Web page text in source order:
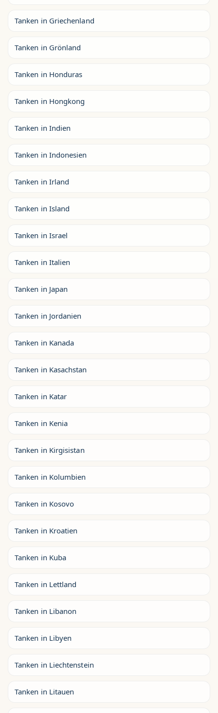
Tanken in Griechenland
Tanken in Grönland
Tanken in Honduras
Tanken in Hongkong
Tanken in Indien
Tanken in Indonesien
Tanken in Irland
Tanken in Island
Tanken in Israel
Tanken in Italien
Tanken in Japan
Tanken in Jordanien
Tanken in Kanada
Tanken in Kasachstan
Tanken in Katar
Tanken in Kenia
Tanken in Kirgisistan
Tanken in Kolumbien
Tanken in Kosovo
Tanken in Kroatien
Tanken in Kuba
Tanken in Lettland
Tanken in Libanon
Tanken in Libyen
Tanken in Liechtenstein
Tanken in Litauen